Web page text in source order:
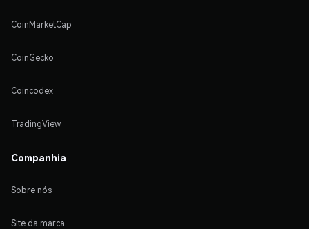
CoinMarketCap
CoinGecko
Coincodex
TradingView
Companhia
Sobre nós
Site da marca